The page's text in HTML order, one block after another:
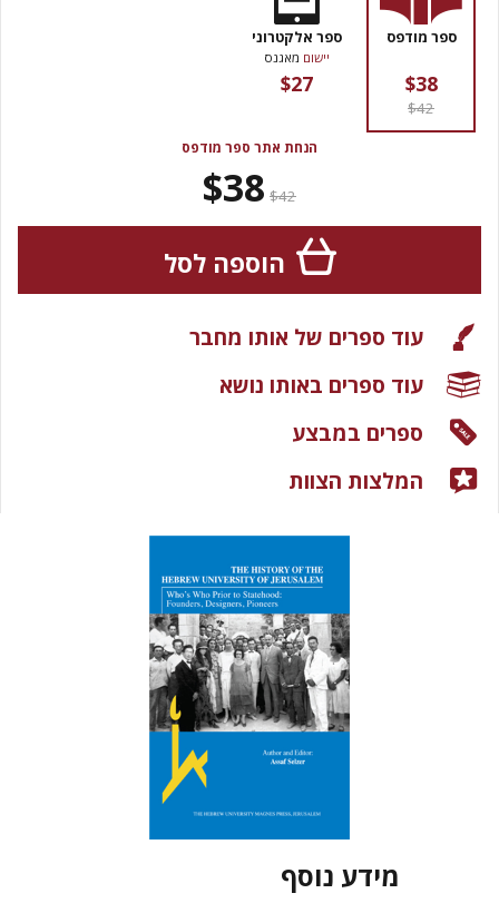
מידע נוסף
ספר מודפס
$38
$42
ספר אלקטרוני
יישום מאגנס
$27
הנחת אתר ספר מודפס
$42
$38
הוספה לסל
עוד ספרים של אותו מחבר
עוד ספרים באותו נושא
ספרים במבצע
המלצות הצוות